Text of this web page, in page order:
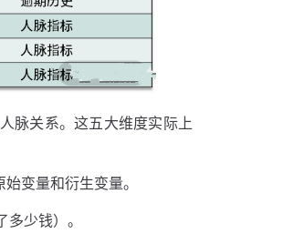
脉关系。这五大维度实际上
变量和衍生变量。
少钱）。